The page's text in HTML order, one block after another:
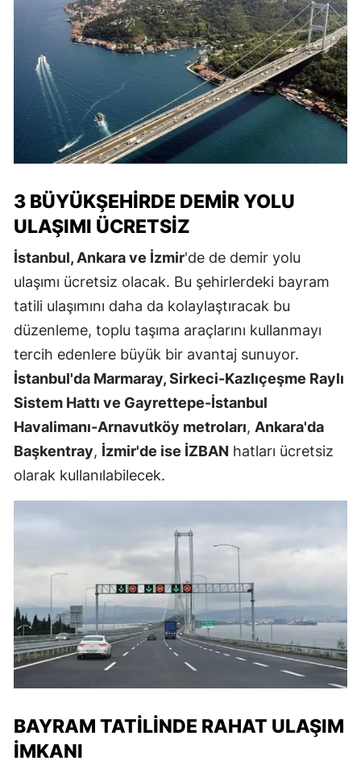
3 BÜYÜKŞEHIRDE DEMIR YOLU
ULAŞIMI ÜCRETSIZ
İstanbul, Ankara ve İzmir'de de demir yolu
ulaşımı ücretsiz olacak. Bu şehirlerdeki bayram
tatili ulaşımını daha da kolaylaştıracak bu
düzenleme, toplu taşıma araçlarını kullanmayı
tercih edenlere büyük bir avantaj sunuyor.
İstanbul'da Marmaray, Sirkeci-Kazlıçeşme Raylı
Sistem Hattı ve Gayrettepe-İstanbul
Havalimanı-Arnavutköy metroları, Ankara'da
Başkentray, İzmir'de ise İZBAN hatları ücretsiz
olarak kullanılabilecek.
BAYRAM TATILINDE RAHAT ULAŞIM
İMKANI